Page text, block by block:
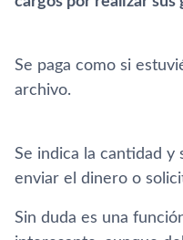
Se paga como si
archivo.
Se indica la cantidad y
enviar el dinero o
Sin duda es una